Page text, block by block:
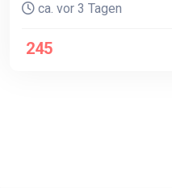
ca. vor 3 Tagen
245